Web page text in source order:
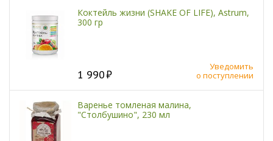
Коктейль жизни (SHAKE OF LIFE), Astrum,
300 гр
1 990
Уведомить
о поступлении
Варенье томленая малина,
"Столбушино", 230 мл